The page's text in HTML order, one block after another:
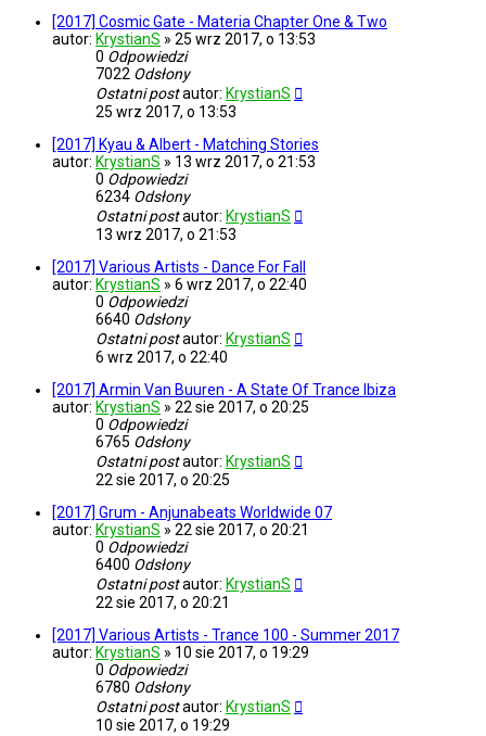
[2017] Cosmic Gate - Materia Chapter One & Two
autor: KrystianS » 25 wrz 2017, o 13:53
0 Odpowiedzi
7022 Odsłony
Ostatni postautor: KrystianS
25 wrz 2017, o 13:53
[2017] Kyau & Albert - Matching Stories
autor: KrystianS » 13 wrz 2017, o 21:53
0 Odpowiedzi
6234 Odsłony
Ostatni postautor: KrystianS
13 wrz 2017, o 21:53
[2017] Various Artists - Dance For Fall
autor: KrystianS » 6 wrz 2017, o 22:40
0 Odpowiedzi
6640 Odsłony
Ostatni postautor: KrystianS
6 wrz 2017, o 22:40
[2017] Armin Van Buuren - A State Of Trance Ibiza
autor: KrystianS » 22 sie 2017, o 20:25
0 Odpowiedzi
6765 Odsłony
Ostatni postautor: KrystianS
22 sie 2017, o 20:25
[2017] Grum - Anjunabeats Worldwide 07
autor: KrystianS » 22 sie 2017, o 20:21
0 Odpowiedzi
6400 Odsłony
Ostatni postautor: KrystianS
22 sie 2017, o 20:21
[2017] Various Artists - Trance 100 - Summer 2017
autor: KrystianS » 10 sie 2017, o 19:29
0 Odpowiedzi
6780 Odsłony
Ostatni postautor: KrystianS
10 sie 2017, o 19:29